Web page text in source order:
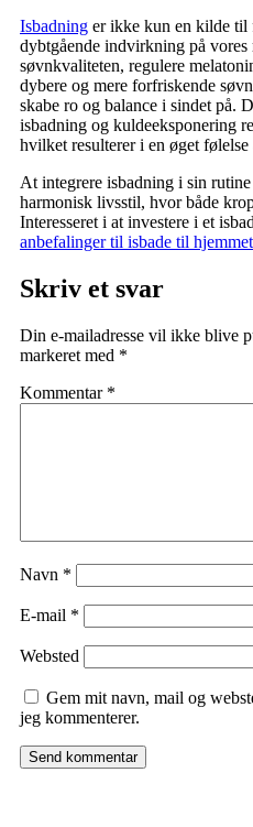
Isbadning er ikke kun en kilde til
dybtgående indvirkning på vores
søvnkvaliteten, regulere
dybere og mere forfriskende
skabe ro og balance i sindet på.
isbadning og kuldeeksponering
hvilket resulterer i en øget
At integrere isbadning i sin
harmonisk livsstil, hvor både
Interesseret i at investere i et
anbefalinger til isbade til hjemmet
Skriv et svar
Din e-mailadresse vil ikke blive
markeret med *
Kommentar *
Navn *
E-mail *
Websted
Gem mit navn, mail og
jeg kommenterer.